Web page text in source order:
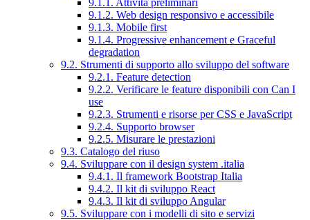
9.1.2. Web design responsivo e accessibile
9.1.3. Mobile first
9.1.4. Progressive enhancement e Graceful
degradation
9.2. Strumenti di supporto allo sviluppo del software
9.2.1. Feature detection
9.2.2. Verificare le feature disponibili con Can I
use
9.2.3. Strumenti e risorse per CSS e JavaScript
9.2.4. Supporto browser
9.2.5. Misurare le prestazioni
9.3. Catalogo del riuso
9.4. Sviluppare con il design system .italia
9.4.1. Il framework Bootstrap Italia
9.4.2. Il kit di sviluppo React
9.4.3. Il kit di sviluppo Angular
9.5. Sviluppare con i modelli di sito e servizi